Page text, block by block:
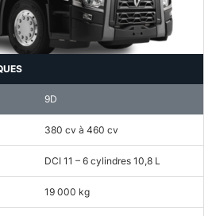
9D
380 cv à 460 cv
DCI 11 – 6 cylindres 10,8 L
19 000 kg